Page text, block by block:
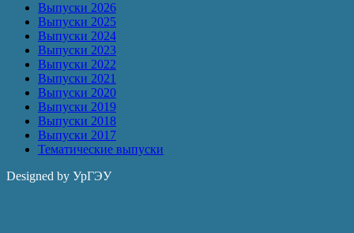
Выпуски 2026
Выпуски 2025
Выпуски 2024
Выпуски 2023
Выпуски 2022
Выпуски 2021
Выпуски 2020
Выпуски 2019
Выпуски 2018
Выпуски 2017
Тематические выпуски
Designed by УрГЭУ